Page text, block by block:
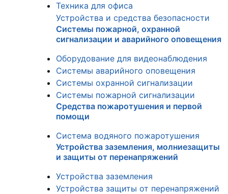
Техника для офиса
Устройства и средства безопасности
Системы пожарной, охранной
сигнализации и аварийного оповещения
Оборудование для видеонаблюдения
Системы аварийного оповещения
Системы охранной сигнализации
Системы пожарной сигнализации
Средства пожаротушения и первой
помощи
Система водяного пожаротушения
Устройства заземления, молниезащиты
и защиты от перенапряжений
Устройства заземления
Устройства защиты от перенапряжений